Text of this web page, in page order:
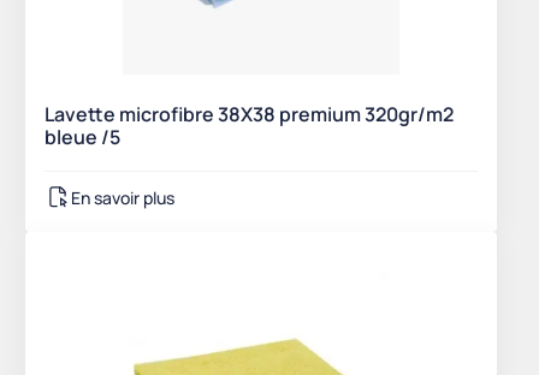
Lavette microfibre 38X38 premium 320gr/m2
bleue /5
En savoir plus